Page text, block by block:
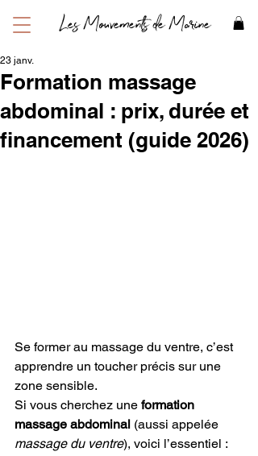
Les Mouvements de Marine
Formation massage
abdominal : prix, durée et
financement (guide 2026)
23 janv.
Se former au massage du ventre, c’est
apprendre un toucher précis sur une
zone sensible.
Si vous cherchez une formation
massage abdominal (aussi appelée
massage du ventre), voici l’essentiel :